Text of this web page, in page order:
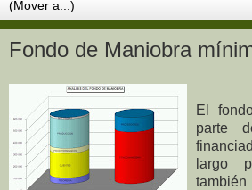
Fondo de Maniobra
El
parte
largo